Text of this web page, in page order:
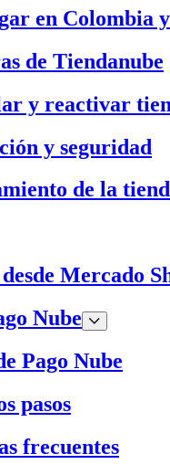
en Colombia
de Tiendanube
y reactivar
y seguridad
de la
Mercado
Nube
Pago Nube
pasos
frecuentes